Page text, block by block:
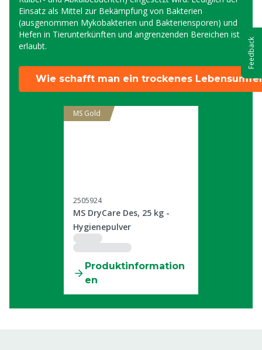
Einsatz als Mittel zur Bekämpfung von Bakterien
(ausgenommen Mykobakterien und Bakteriensporen) und
Hefen in Tierunterkünften und angrenzenden Bereichen ist
erlaubt.
Wie schafft man ein trockenes
MS Gold
2505924
MS DryCare Des, 25 kg -
Hygienepulver
Produktinformation
en
Feedback